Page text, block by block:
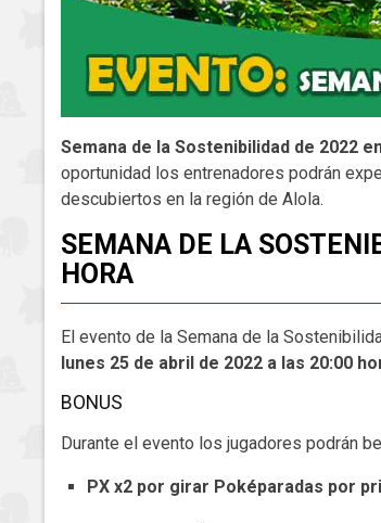
Semana de la Sostenibilidad de 2022
oportunidad los entrenadores podrán
descubiertos en la región de Alola.
SEMANA DE LA
HORA
El evento de la Semana de la
lunes 25 de abril de 2022 a las 20:00
BONUS
Durante el evento los jugadores podrán
PX x2 por girar Poképaradas por